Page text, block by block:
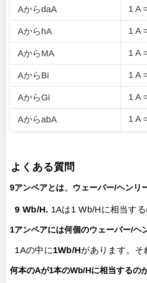
AからdaA 1 A
AからhA 1 A
AからMA 1 A
AからBi 1 A
AからGi 1 A
AからabA 1 A
よくある質問
9アンペアとは、ウェーバー/ヘンリ
9 Wb/H. 1Aは1 Wb/Hに相当す
1アンペアには何個のウェーバー/ヘ
1Aの中に1Wb/Hがあります。そ
何本のAが1本のWb/Hに相当するの